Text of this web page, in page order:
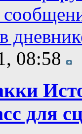
08:58
для